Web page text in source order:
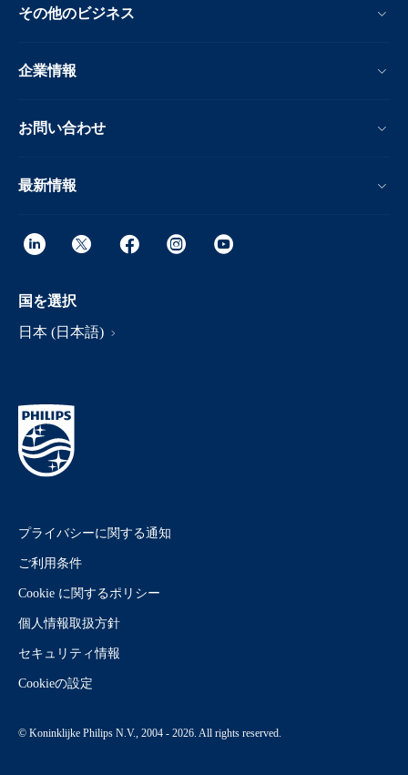
その他のビジネス
企業情報
お問い合わせ
最新情報
国を選択
日本 (日本語)
プライバシーに関する通知
ご利用条件
Cookie に関するポリシー
個人情報取扱方針
セキュリティ情報
Cookieの設定
© Koninklijke Philips N.V., 2004 - 2026. All rights reserved.